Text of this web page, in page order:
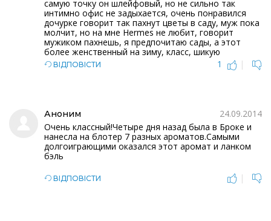
самую точку он шлейфовый, но не сильно так
интимно офис не задыхается, очень понравился
дочурке говорит так пахнут цветы в саду, муж пока
молчит, но на мне Hermes не любит, говорит
мужиком пахнешь, я предпочитаю сады, а этот
более женственный на зиму, класс, шикую
ВІДПОВІСТИ 1 |
Аноним
24.09.2014
Очень классный!Четыре дня назад была в Броке и
нанесла на блотер 7 разных ароматов.Самыми
долгоиграющими оказался этот аромат и ланком
бэль
ВІДПОВІСТИ |